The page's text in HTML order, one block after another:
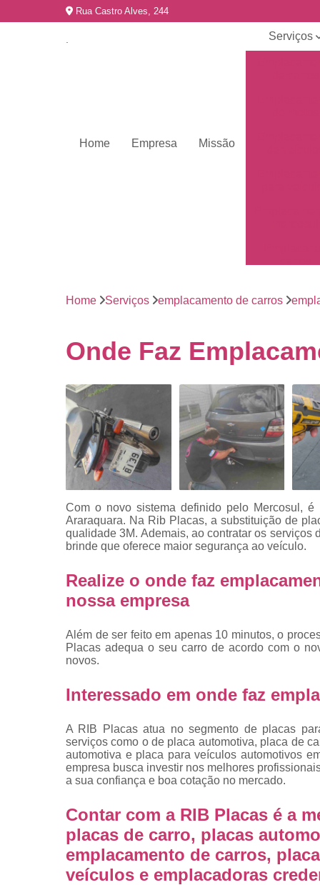
Rua Castro Alves, 244
Home Empresa Missão
Serviços
Placa de
Placas
automotivas
Placas de
Placas de
veículo
Placas
Placas
mercosul
Reforma
placas
Troca de
de veículos
Trocas de
placas
Home Serviços emplacamento de carros
Onde Faz
Com o novo sistema definido pelo Mercosul,
Araraquara. Na Rib Placas, a substituição de
qualidade 3M. Ademais, ao contratar os serviços
brinde que oferece maior segurança ao veículo.
Realize o onde faz
nossa empresa
Além de ser feito em apenas 10 minutos, o
Placas adequa o seu carro de acordo com o
novos.
Interessado em onde faz
A RIB Placas atua no segmento de placas
serviços como o de placa automotiva, placa de
automotiva e placa para veículos automotivos
empresa busca investir nos melhores
a sua confiança e boa cotação no mercado.
Contar com a RIB Placas é a
placas de carro, placas
emplacamento de carros,
veículos e emplacadoras